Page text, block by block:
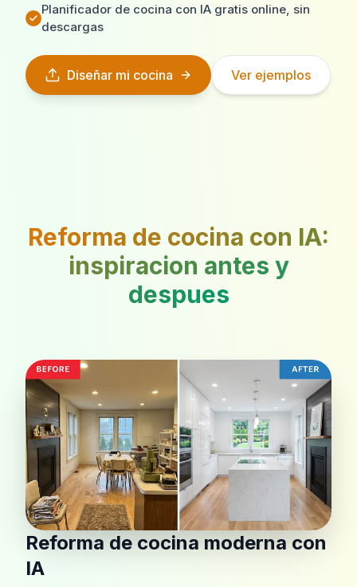
Planificador de cocina con IA gratis online, sin
descargas
Diseñar mi cocina Ver ejemplos
Reforma de cocina con IA:
inspiracion antes y
despues
Reforma de cocina moderna con
IA